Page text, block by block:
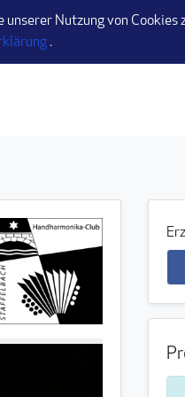
Nutzung von Cookies
(öffnet einen neuen Tab)
.